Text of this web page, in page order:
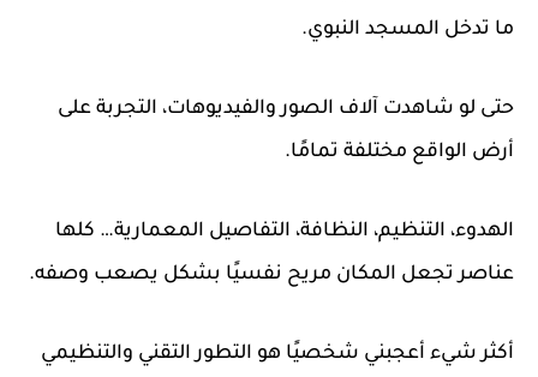
ما تدخل المسجد النبوي.
حتى لو شاهدت آلاف الصور والفيديوهات، التجربة على
أرض الواقع مختلفة تمامًا.
الهدوء، التنظيم، النظافة، التفاصيل المعمارية… كلها
عناصر تجعل المكان مريح نفسيًا بشكل يصعب وصفه.
أكثر شيء أعجبني شخصيًا هو التطور التقني والتنظيمي